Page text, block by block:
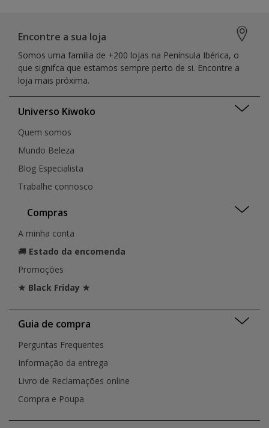
Encontre a sua loja
Somos uma família de +200 lojas na Península Ibérica, o
que signifca que estamos sempre perto de si. Encontre a
loja mais próxima.
Universo Kiwoko
Quem somos
Mundo Beleza
Blog Especialista
Trabalhe connosco
Compras
A minha conta
🚚 Estado da encomenda
Promoções
★ Black Friday ★
Guia de compra
Perguntas Frequentes
Informação da entrega
Livro de Reclamações online
Compra e Poupa